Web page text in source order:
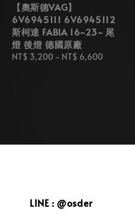
【奧斯德VAG】
6V6945111 6V6945112
斯柯達 FABIA 16~23~ 尾
燈 後燈 德國原廠
Regular
NT$ 3,200 - NT$ 6,600
LINE : @osder